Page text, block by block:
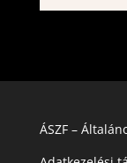
ÁSZF –